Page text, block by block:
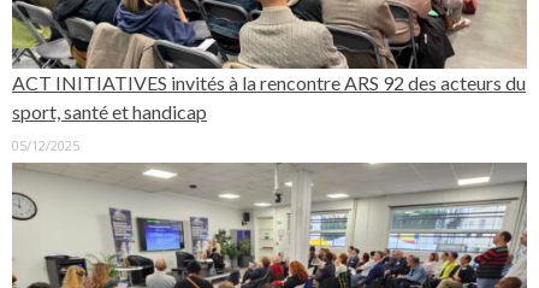
ACT INITIATIVES invités à la rencontre ARS 92 des acteurs du
sport, santé et handicap
05/12/2025